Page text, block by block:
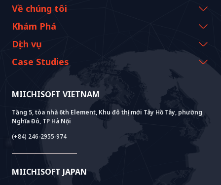
MIICHISOFT VIETNAM
Tầng 5, tòa nhà 6th Element, Khu đô thị mới Tây Hồ Tây, phường
Nghĩa Đô, TP Hà Nội
(+84) 246-2955-974
MIICHISOFT JAPAN
Về chúng tôi
Thông tin công ty
Thông điệp từ CEO
Lịch sử và cột mốc
Giá trị bền vững
Khám Phá
Sự kiện & Webinars
Tài nguyên Miichisoft
Tin tức Miichisoft
FAQ
Dịch vụ
AI CO-CREATION
Phát Triển AI PoC
Core Lab
System Lab
Power Lab
Cloud Lab
AI+ SOLUTIONS
AI+ Products
Meet AI+
AI+ Package
RAG Package
VIETNAM BRIDGE
Mô Hình BOT
Hỗ Trợ Thành Lập Pháp Nhân
Case Studies
Thành tựu
Phỏng vấn khách hàng